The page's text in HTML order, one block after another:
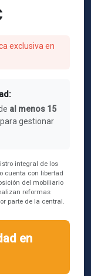
exclusiva en
al menos 15
gestionar
integral de los
cuenta con libertad
del mobiliario
reformas
parte de la central.
en